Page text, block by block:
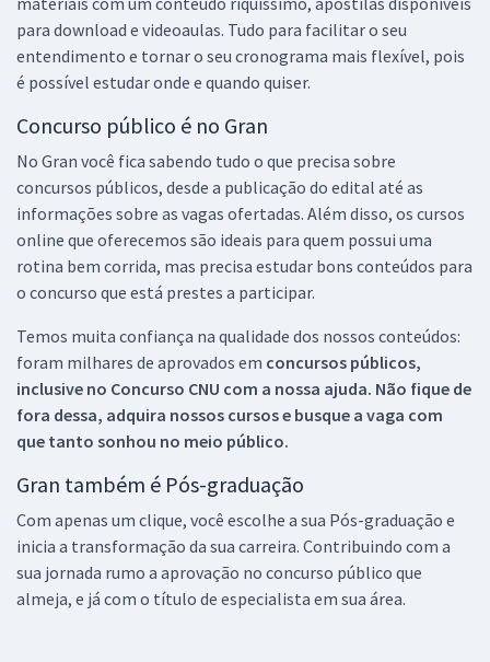
para download e videoaulas. Tudo para facilitar o seu
entendimento e tornar o seu cronograma mais flexível, pois
é possível estudar onde e quando quiser.
Concurso público é no Gran
No Gran você fica sabendo tudo o que precisa sobre
concursos públicos, desde a publicação do edital até as
informações sobre as vagas ofertadas. Além disso, os cursos
online que oferecemos são ideais para quem possui uma
rotina bem corrida, mas precisa estudar bons conteúdos para
o concurso que está prestes a participar.
Temos muita confiança na qualidade dos nossos conteúdos:
foram milhares de aprovados em concursos públicos,
inclusive no Concurso CNU com a nossa ajuda. Não fique de
fora dessa, adquira nossos cursos e busque a vaga com
que tanto sonhou no meio público.
Gran também é Pós-graduação
Com apenas um clique, você escolhe a sua Pós-graduação e
inicia a transformação da sua carreira. Contribuindo com a
sua jornada rumo a aprovação no concurso público que
almeja, e já com o título de especialista em sua área.